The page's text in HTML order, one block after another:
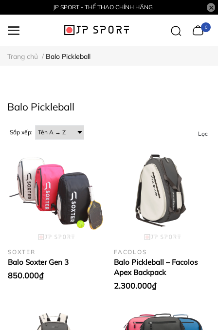
JP SPORT - THỂ THAO CHÍNH HÃNG
0
Trang chủ / Balo Pickleball
Balo Pickleball
Sắp xếp: Lọc
SOXTER
Balo Soxter Gen 3
850.000₫
FACOLOS
Balo Pickleball – Facolos
Apex Backpack
2.300.000₫